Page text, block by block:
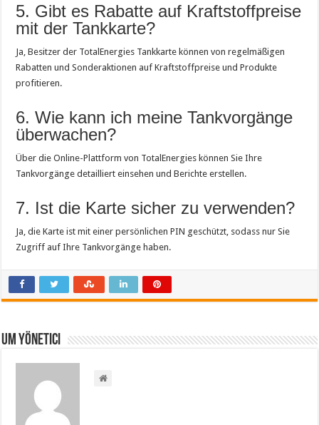
5. Gibt es Rabatte auf Kraftstoffpreise
mit der Tankkarte?
Ja, Besitzer der TotalEnergies Tankkarte können von regelmäßigen
Rabatten und Sonderaktionen auf Kraftstoffpreise und Produkte
profitieren.
6. Wie kann ich meine Tankvorgänge
überwachen?
Über die Online-Plattform von TotalEnergies können Sie Ihre
Tankvorgänge detailliert einsehen und Berichte erstellen.
7. Ist die Karte sicher zu verwenden?
Ja, die Karte ist mit einer persönlichen PIN geschützt, sodass nur Sie
Zugriff auf Ihre Tankvorgänge haben.
Um yönetici